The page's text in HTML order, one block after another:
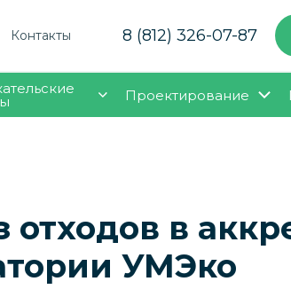
Контакты 8 (812) 326-07-87
Проектирование
отходов в
УМЭко